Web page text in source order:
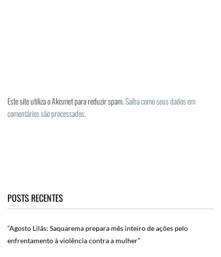
Este site utiliza o Akismet para reduzir spam.Saiba como seus dados em
comentários são processados.
POSTS RECENTES
“Agosto Lilás: Saquarema prepara mês inteiro de ações pelo
enfrentamento à violência contra a mulher”